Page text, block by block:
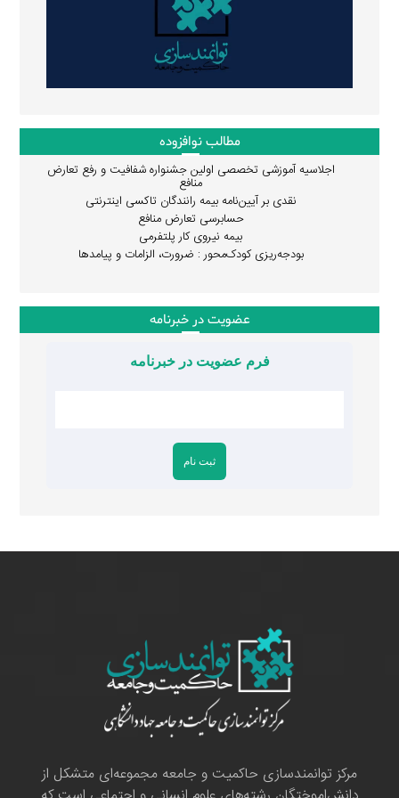
مطالب نوافزوده
اجلاسیه آموزشی تخصصی اولین جشنواره شفافیت و رفع تعارض
منافع
نقدی بر آیین‌نامه بیمه رانندگان تاکسی اینترنتی
حسابرسی تعارض منافع
بیمه نیروی کار پلتفرمی
بودجه‌ریزی کودک‌محور : ضرورت، الزامات و پیامدها
عضویت در خبرنامه
فرم عضویت در خبرنامه
مرکز توانمندسازی حاکمیت و جامعه مجموعه‌ای متشکل از